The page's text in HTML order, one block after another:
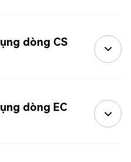
dòng CS
dòng EC